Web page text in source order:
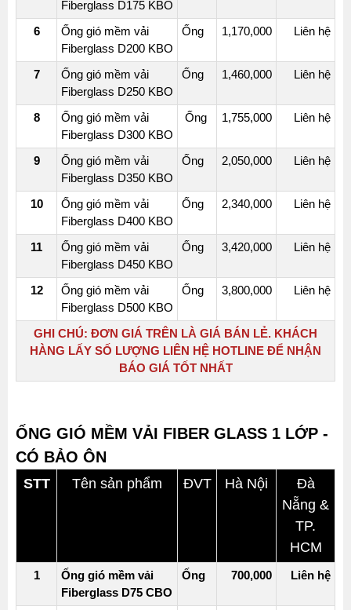
Fiberglass D175 KBO
6
Ống gió mềm vải
Fiberglass D200 KBO
Ống 1,170,000 Liên hệ
7
Ống gió mềm vải
Fiberglass D250 KBO
Ống 1,460,000 Liên hệ
8
Ống gió mềm vải
Fiberglass D300 KBO
Ống 1,755,000 Liên hệ
9
Ống gió mềm vải
Fiberglass D350 KBO
Ống 2,050,000 Liên hệ
10
Ống gió mềm vải
Fiberglass D400 KBO
Ống 2,340,000 Liên hệ
11
Ống gió mềm vải
Fiberglass D450 KBO
Ống 3,420,000 Liên hệ
12
Ống gió mềm vải
Fiberglass D500 KBO
Ống 3,800,000 Liên hệ
GHI CHÚ: ĐƠN GIÁ TRÊN LÀ GIÁ BÁN LẺ. KHÁCH
HÀNG LẤY SỐ LƯỢNG LIÊN HỆ HOTLINE ĐỂ NHẬN
BÁO GIÁ TỐT NHẤT
ỐNG GIÓ MỀM VẢI FIBER GLASS 1 LỚP -
CÓ BẢO ÔN
STT Tên sản phẩm ĐVT Hà Nội
Đà
Nẵng &
TP.
HCM
1
Ống gió mềm vải
Fiberglass D75 CBO
Ống 700,000 Liên hệ